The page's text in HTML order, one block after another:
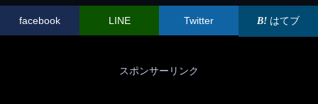
facebook LINE Twitter はてブ
スポンサーリンク